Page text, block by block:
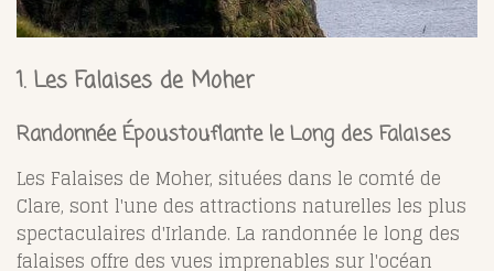
1. Les Falaises de Moher
Randonnée Époustouflante le Long des Falaises
Les Falaises de Moher, situées dans le comté de
Clare, sont l'une des attractions naturelles les plus
spectaculaires d'Irlande. La randonnée le long des
falaises offre des vues imprenables sur l'océan